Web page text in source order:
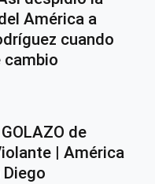
América a
cuando
cambio
de
| América
Diego